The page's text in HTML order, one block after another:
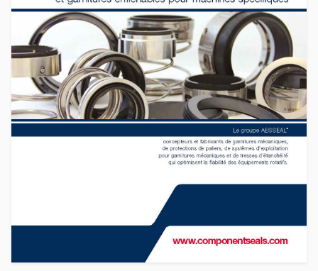
joints
Certifications et normes
Contactez-nous